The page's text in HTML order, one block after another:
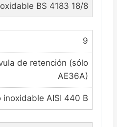
BS 4183 18/8
9
de retención (sólo
AE36A)
inoxidable AISI 440 B